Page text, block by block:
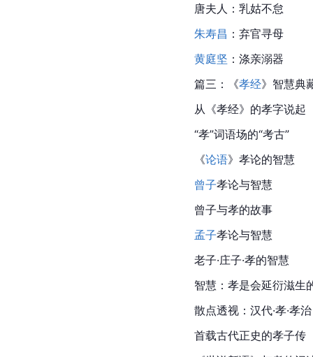
唐夫人：乳姑不怠
朱寿昌 ：弃官寻母
黄庭坚 ： 涤亲溺器
篇三：《孝经》智慧典
从《孝经》的孝字说起
“孝”词语场的“考古”
《论语》孝论的智慧
曾子孝论与智慧
曾子与孝的故事
孟子孝论与智慧
老子·庄子·孝的智慧
智慧：孝是会延衍滋生
散点透视：汉代·孝·孝治
首载古代正史的孝子传